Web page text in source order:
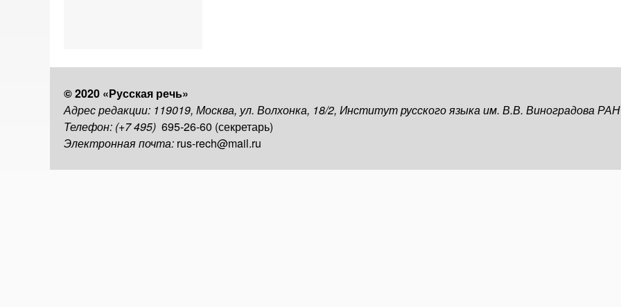
© 2020 «Русская речь»
Адрес редакции: 119019, Москва, ул. Волхонка, 18/2, Институт русского языка им. В.В. Виноградова РАН
Телефон: (+7 495) 695-26-60 (секретарь)
Электронная почта: rus-rech@mail.ru